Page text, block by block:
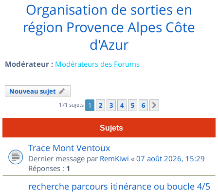
Organisation de sorties en
région Provence Alpes Côte
d'Azur
Modérateur : Modérateurs des Forums
Nouveau sujet
171 sujets 1 2 3 4 5 6
Sujets
Trace Mont Ventoux
Dernier message par RemKiwi « 07 août 2026, 15:29
Réponses : 1
recherche parcours itinérance ou boucle 4/5